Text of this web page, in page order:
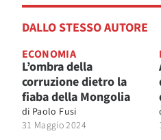
DALLO STESSO AUTORE
ECONOMIA
L’ombra della
corruzione dietro la
fiaba della Mongolia
di Paolo Fusi
31 Maggio 2024